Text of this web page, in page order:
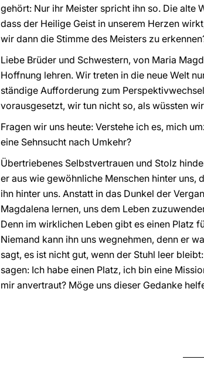
gehört: Nur ihr Meister spricht ihn so. Die alte
dass der Heilige Geist in unserem Herzen
wir dann die Stimme des Meisters zu
Liebe Brüder und Schwestern, von Maria
Hoffnung lehren. Wir treten in die neue Welt
ständige Aufforderung zum
vorausgesetzt, wir tun nicht so, als wüssten
Fragen wir uns heute: Verstehe ich es, mich
eine Sehnsucht nach Umkehr?
Übertriebenes Selbstvertrauen und Stolz
er aus wie gewöhnliche Menschen hinter
ihn hinter uns. Anstatt in das Dunkel der
Magdalena lernen, uns dem Leben
Denn im wirklichen Leben gibt es einen Platz
Niemand kann ihn uns wegnehmen, denn er
sagt, es ist nicht gut, wenn der Stuhl leer
sagen: Ich habe einen Platz, ich bin eine
mir anvertraut? Möge uns dieser Gedanke